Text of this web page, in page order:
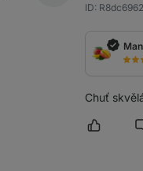
ID:
Chuť
Označit